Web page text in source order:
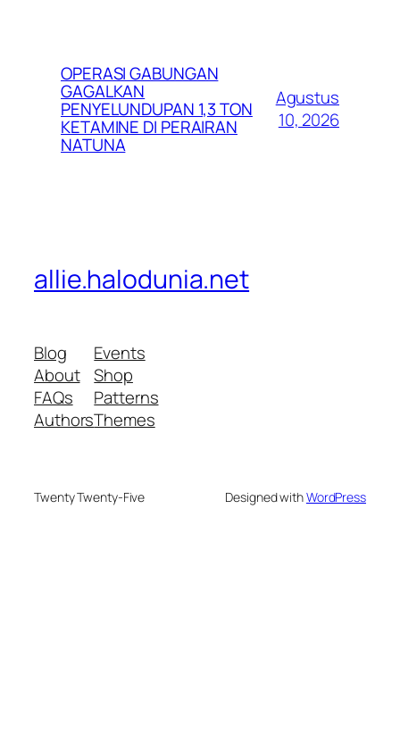
OPERASI GABUNGAN
GAGALKAN
PENYELUNDUPAN 1,3 TON
KETAMINE DI PERAIRAN
NATUNA
Agustus
10, 2026
allie.halodunia.net
Blog
About
FAQs
Authors
Events
Shop
Patterns
Themes
Twenty Twenty-Five Designed withWordPress